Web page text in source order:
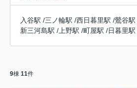
入谷駅 /三ノ輪駅 /西日暮里駅 /鶯谷駅
新三河島駅 / 上野駅 /町屋駅 /日暮里駅
9棟 11件